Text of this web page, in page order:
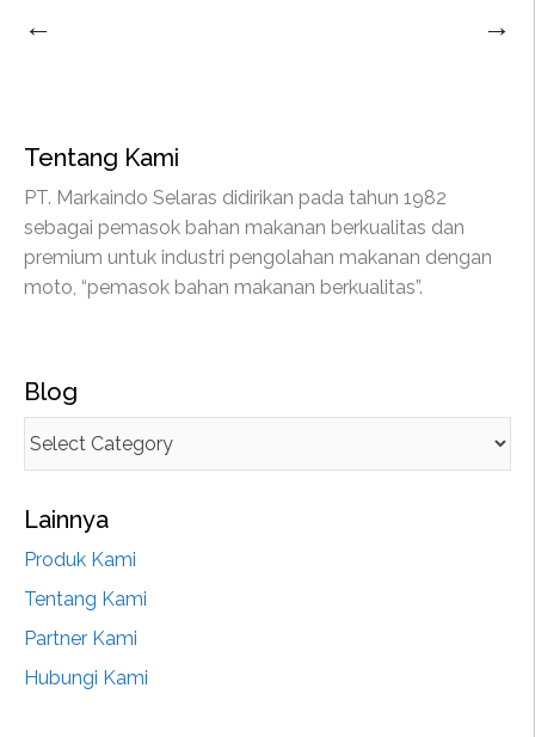
← →
Tentang Kami
PT. Markaindo Selaras didirikan pada tahun 1982
sebagai pemasok bahan makanan berkualitas dan
premium untuk industri pengolahan makanan dengan
moto, “pemasok bahan makanan berkualitas”.
Blog
Lainnya
Produk Kami
Tentang Kami
Partner Kami
Hubungi Kami